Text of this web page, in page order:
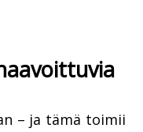
– ja tämä toimii